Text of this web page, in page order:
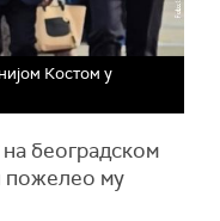
Костом у
на београдском
пожелео му